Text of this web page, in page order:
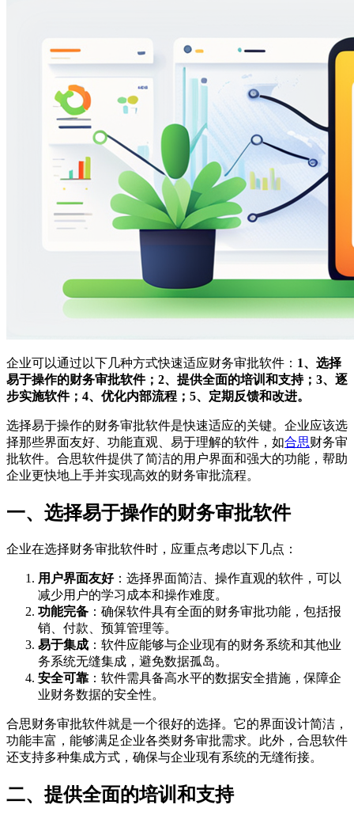
企业可以通过以下几种方式快速适应财务审批软件： 1、选择
易于操作的财务审批软件；2、提供全面的培训和支持；3、逐
步实施软件；4、优化内部流程；5、定期反馈和改进。
选择易于操作的财务审批软件是快速适应的关键。企业应该选
择那些界面友好、功能直观、易于理解的软件，如合思财务审
批软件。合思软件提供了简洁的用户界面和强大的功能，帮助
企业更快地上手并实现高效的财务审批流程。
一、选择易于操作的财务审批软件
企业在选择财务审批软件时，应重点考虑以下几点：
用户界面友好：选择界面简洁、操作直观的软件，可以
减少用户的学习成本和操作难度。
功能完备 ：确保软件具有全面的财务审批功能，包括报
销、付款、预算管理等。
易于集成 ：软件应能够与企业现有的财务系统和其他业
务系统无缝集成，避免数据孤岛。
安全可靠 ：软件需具备高水平的数据安全措施，保障企
业财务数据的安全性。
合思财务审批软件就是一个很好的选择。它的界面设计简洁，
功能丰富，能够满足企业各类财务审批需求。此外，合思软件
还支持多种集成方式，确保与企业现有系统的无缝衔接。
二、提供全面的培训和支持